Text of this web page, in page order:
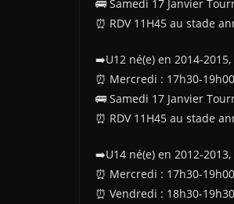
🚌 Samedi 17 Janvier
⏰️ RDV 11H45 au stade
➡️U12 né(e) en 2014-2015,
⏰️ Mercredi : 17h30-
🚌 Samedi 17 Janvier
⏰️ RDV 11H45 au stade
➡️U14 né(e) en 2012-2013,
⏰️ Mercredi : 17h30-
⏰️ Vendredi : 18h30-